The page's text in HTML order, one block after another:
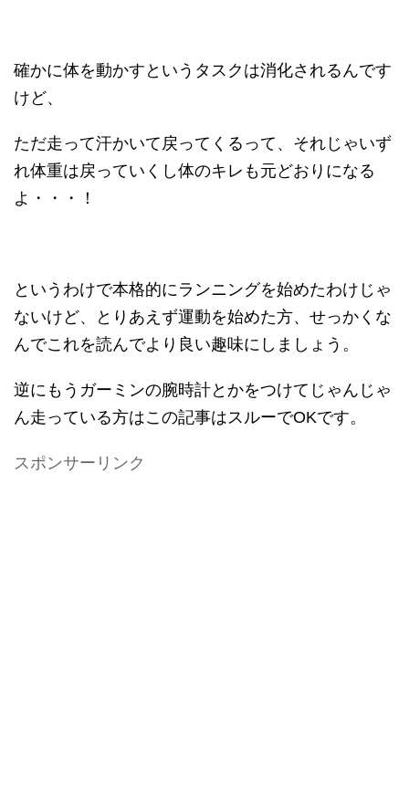
確かに体を動かすというタスクは消化されるんです
けど、
ただ走って汗かいて戻ってくるって、それじゃいず
れ体重は戻っていくし体のキレも元どおりになる
よ・・・！
というわけで本格的にランニングを始めたわけじゃ
ないけど、とりあえず運動を始めた方、せっかくな
んでこれを読んでより良い趣味にしましょう。
逆にもうガーミンの腕時計とかをつけてじゃんじゃ
ん走っている方はこの記事はスルーでOKです。
スポンサーリンク